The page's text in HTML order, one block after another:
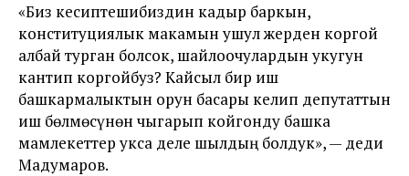
«Биз кесиптешибиздин кадыр баркын,
конституциялык макамын ушул жерден коргой
албай турган болсок, шайлоочулардын укугун
кантип коргойбуз? Кайсыл бир иш
башкармалыктын орун басары келип депутаттын
иш бөлмөсүнөн чыгарып койгонду башка
мамлекеттер укса деле шылдың болдук», — деди
Мадумаров.